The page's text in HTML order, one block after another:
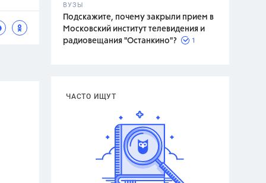
ВУЗЫ
Подскажите, почему закрыли прием в
Московский институт телевидения и
радиовещания "Останкино"?
1
ЧАСТО ИЩУТ